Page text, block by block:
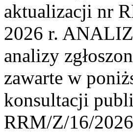
aktualizacji nr
2026 r.
analizy
zawarte w
konsultacji
RRM/Z/16/